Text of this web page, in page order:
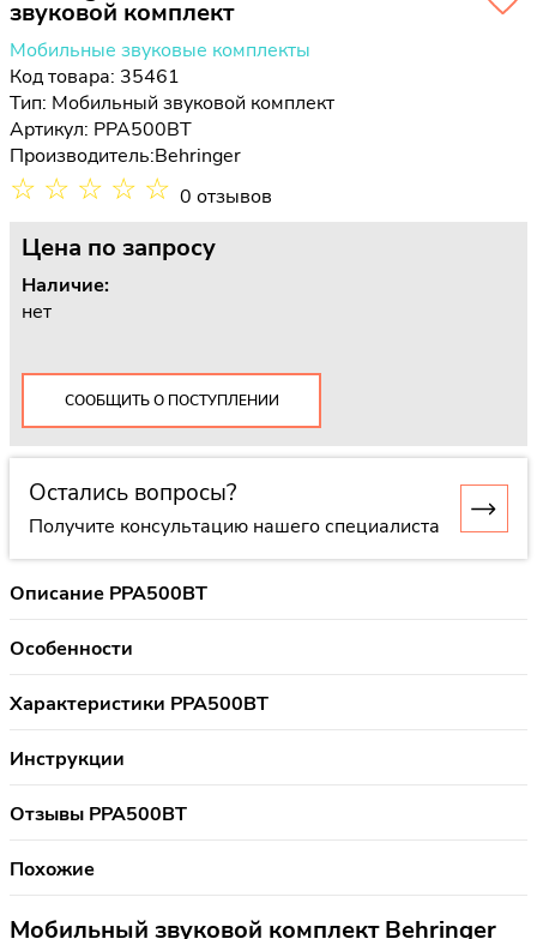
звуковой комплект
Мобильные звуковые комплекты
Код товара: 35461
Тип: Мобильный звуковой комплект
Артикул: PPA500BT
Производитель:Behringer
☆ ☆ ☆ ☆ ☆ 0 отзывов
Цена по запросу
Наличие:
нет
СООБЩИТЬ О ПОСТУПЛЕНИИ
Остались вопросы?
Получите консультацию нашего специалиста
Описание PPA500BT
Особенности
Характеристики PPA500BT
Инструкции
Отзывы PPA500BT
Похожие
Мобильный звуковой комплект Behringer